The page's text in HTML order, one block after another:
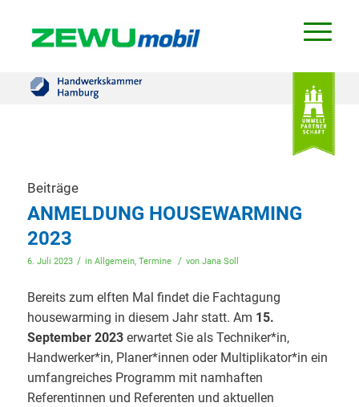
Beiträge
ANMELDUNG HOUSEWARMING
2023
6. Juli 2023 / in Allgemein, Termine / von Jana Soll
Bereits zum elften Mal findet die Fachtagung
housewarming in diesem Jahr statt. Am 15.
September 2023erwartet Sie als Techniker*in,
Handwerker*in, Planer*innen oder Multiplikator*in ein
umfangreiches Programm mit namhaften
Referentinnen und Referenten und aktuellen